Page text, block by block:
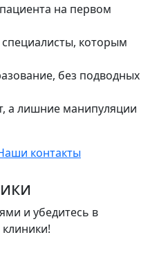
на первом
которым
без подводных
а лишние манипуляции
контакты
и убедитесь в